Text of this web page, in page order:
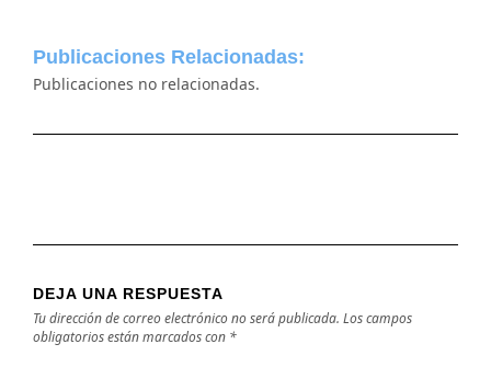
Publicaciones Relacionadas:
Publicaciones no relacionadas.
DEJA UNA RESPUESTA
Tu dirección de correo electrónico no será publicada. Los campos
obligatorios están marcados con *